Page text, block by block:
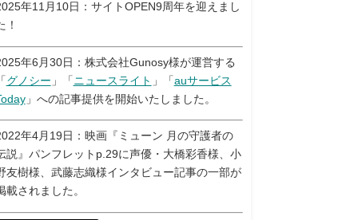
年11月10日：サイトOPEN9周年を迎えまし
！
年6月30日：株式会社Gunosy様が運営する
グノシー 」「 ニュースライト 」「auサービス
」への記事提供を開始いたしました。
年4月19日：映画『ミューン 月の守護者の
説』パンフレットp.29に声優・大橋彩香様、小
友樹様、武藤志織様インタビュー記事の一部が
載されました。